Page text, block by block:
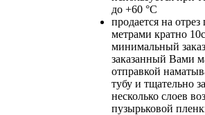
до +60 °С
продается на
метрами кратно
минимальный
заказанный Вами
отправкой
тубу и тщательно
несколько слоев
пузырьковой